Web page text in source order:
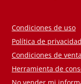
Condiciones de uso
Política de privacidad
Condiciones de venta
Herramienta de
No vender mi